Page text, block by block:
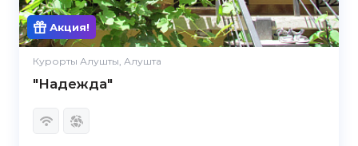
Акция!
Курорты Алушты, Алушта
"Надежда"